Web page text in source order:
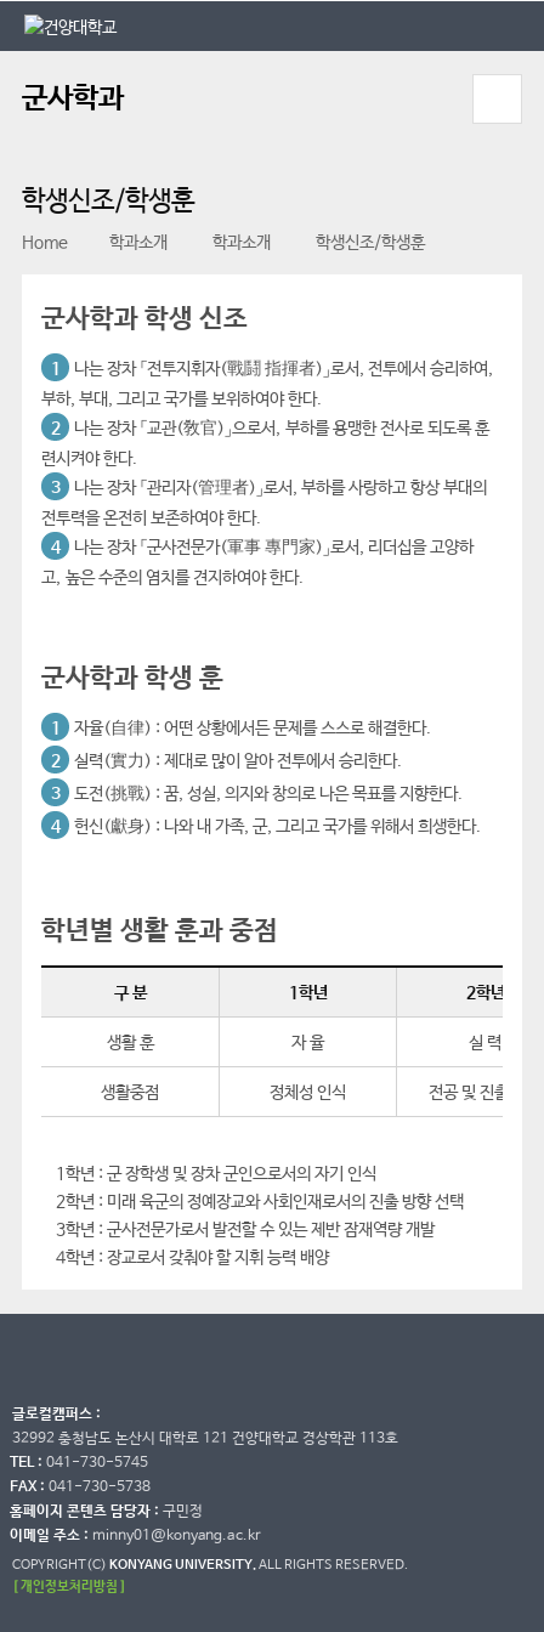
본문 바로가기
대메뉴 바로가기
군사학과
학생신조/학생훈
Home 학과소개 학과소개 학생신조/학생훈
군사학과 학생 신조
1
나는 장차 「전투지휘자(戰鬪 指揮者)」로서, 전투에서 승리하여,
부하, 부대, 그리고 국가를 보위하여야 한다.
2
나는 장차 「교관(敎官)」으로서, 부하를 용맹한 전사로 되도록 훈
련시켜야 한다.
3
나는 장차 「관리자(管理者)」로서, 부하를 사랑하고 항상 부대의
전투력을 온전히 보존하여야 한다.
4
나는 장차 「군사전문가(軍事 專門家)」로서, 리더십을 고양하
고, 높은 수준의 염치를 견지하여야 한다.
군사학과 학생 훈
1
자율(自律) : 어떤 상황에서든 문제를 스스로 해결한다.
2
실력(實力) : 제대로 많이 알아 전투에서 승리한다.
3
도전(挑戰) : 꿈, 성실, 의지와 창의로 나은 목표를 지향한다.
4
헌신(獻身) : 나와 내 가족, 군, 그리고 국가를 위해서 희생한다.
학년별 생활 훈과 중점
구 분 1학년 2학년
생활 훈 자 율 실 력
생활중점 정체성 인식 전공 및 진출 선택
1학년 : 군 장학생 및 장차 군인으로서의 자기 인식
2학년 : 미래 육군의 정예장교와 사회인재로서의 진출 방향 선택
3학년 : 군사전문가로서 발전할 수 있는 제반 잠재역량 개발
4학년 : 장교로서 갖춰야 할 지휘 능력 배양
글로컬캠퍼스 :
32992 충청남도 논산시 대학로 121 건양대학교 경상학관 113호
TEL : 041-730-5745
FAX : 041-730-5738
홈페이지 콘텐츠 담당자 : 구민정
이메일 주소 : minny01@konyang.ac.kr
COPYRIGHT(C) KONYANG UNIVERSITY.ALL RIGHTS RESERVED.
[ 개인정보처리방침 ]